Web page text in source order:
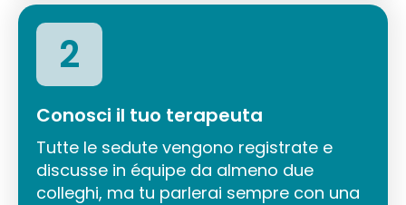
2
Conosci il tuo terapeuta
Tutte le sedute vengono registrate e
discusse in équipe da almeno due
colleghi, ma tu parlerai sempre con una